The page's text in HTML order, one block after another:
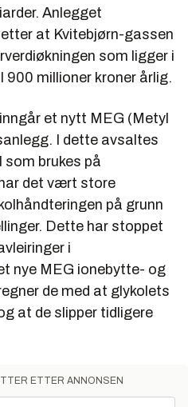
Anlegget
at Kvitebjørn-gassen
som ligger i
millioner kroner årlig.
et nytt MEG (Metyl
I dette avsaltes
som brukes på
det vært store
på grunn
Dette har stoppet
i
nye MEG ionebytte- og
de med at glykolets
at de slipper tidligere
ETTER ANNONSEN